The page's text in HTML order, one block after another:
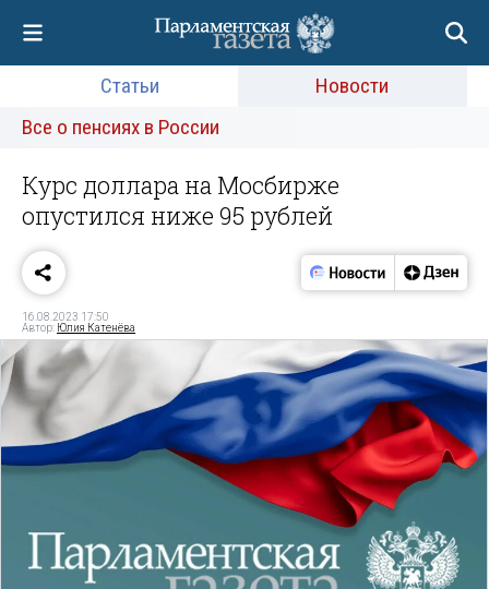
Статьи
Новости
Все о пенсиях в России
Курс доллара на Мосбирже
опустился ниже 95 рублей
16.08.2023 17:50
Автор: Юлия Катенёва